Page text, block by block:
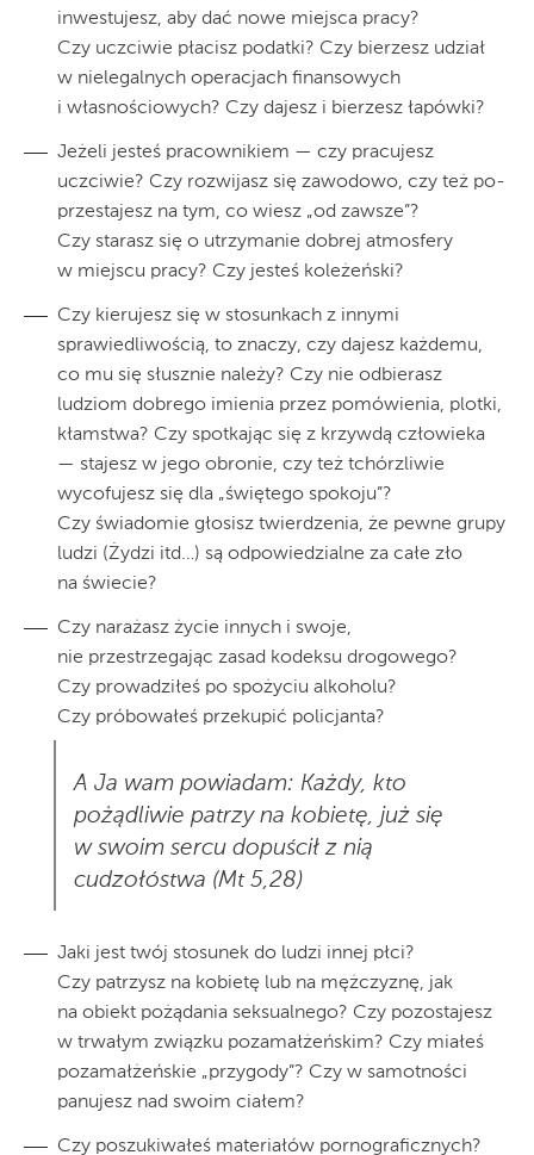
inwestujesz, aby dać nowe miejsca pracy?
Czy uczciwie płacisz podatki? Czy bierzesz udział
w nielegal­nych operacjach finansowych
i własnościowych? Czy dajesz i bierzesz łapówki?
Jeżeli jesteś pracownikiem — czy pracujesz
uczciwie? Czy rozwijasz się zawodowo, czy też po­
przestajesz na tym, co wiesz „od zawsze”?
Czy starasz się o utrzymanie dobrej atmosfery
w miejscu pracy? Czy jesteś koleżeński?
Czy kierujesz się w stosunkach z innymi
sprawiedliwością, to znaczy, czy dajesz każdemu,
co mu się słusznie należy? Czy nie odbierasz
ludziom dobrego imienia przez pomówienia, plotki,
kłamstwa? Czy spotkając się z krzywdą człowieka
— stajesz w jego obronie, czy też tchórzliwie
wycofujesz się dla „świętego spokoju”?
Czy świadomie głosisz twierdzenia, że pewne grupy
ludzi (Żydzi itd…) są odpowiedzialne za całe zło
na świecie?
Czy narażasz życie innych i swoje,
nie przestrzegając zasad kodeksu drogowego?
Czy prowadziłeś po spożyciu alkoholu?
Czy próbowałeś przekupić policjanta?
A Ja wam powiadam: Każdy, kto
pożądliwie patrzy na kobietę, już się
w swoim sercu do­puścił z nią
cudzołóstwa (Mt 5,28)
Jaki jest twój stosunek do ludzi innej płci?
Czy patrzysz na kobietę lub na mężczyznę, jak
na obiekt pożądania seksualnego? Czy pozostajesz
w trwałym związku pozamałżeńskim? Czy miałeś
pozamałżeńskie „przygody”? Czy w samotności
panujesz nad swoim ciałem?
Czy poszukiwałeś materiałów pornograficznych?